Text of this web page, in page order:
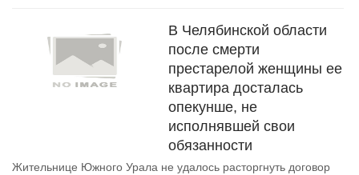
В Челябинской области
после смерти
престарелой женщины ее
квартира досталась
опекунше, не
исполнявшей свои
обязанности
Жительнице Южного Урала не удалось расторгнуть договор